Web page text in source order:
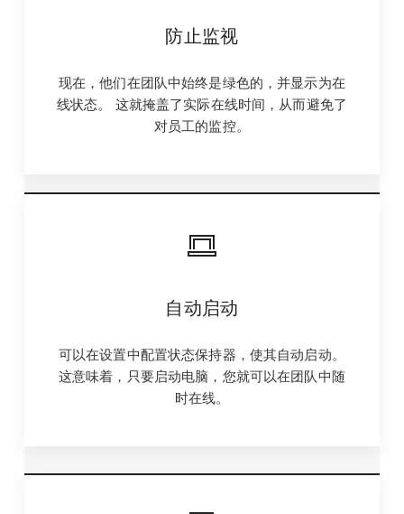
防止监视
现在，他们在团队中始终是绿色的，并显示为在
线状态。 这就掩盖了实际在线时间，从而避免了
对员工的监控。
自动启动
可以在设置中配置状态保持器，使其自动启动。
这意味着，只要启动电脑，您就可以在团队中随
时在线。